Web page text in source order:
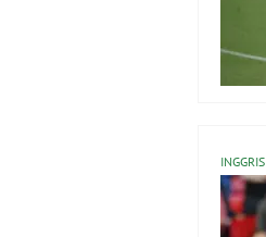
INGGRIS